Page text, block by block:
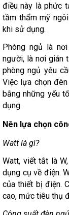
điều này là phức
tầm thẩm mỹ
khi sử dụng.
Phòng ngủ là
người, là nơi gián
phòng ngủ yêu
Việc lựa chọn
bằng những yếu
dụng.
Nên lựa chọn
Watt là gì?
Watt, viết tắt là
dụng cụ về điện.
của thiết bị điện.
cao, mức tiêu thụ